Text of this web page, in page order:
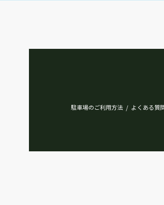
駐車場のご利用方法 / よくある質